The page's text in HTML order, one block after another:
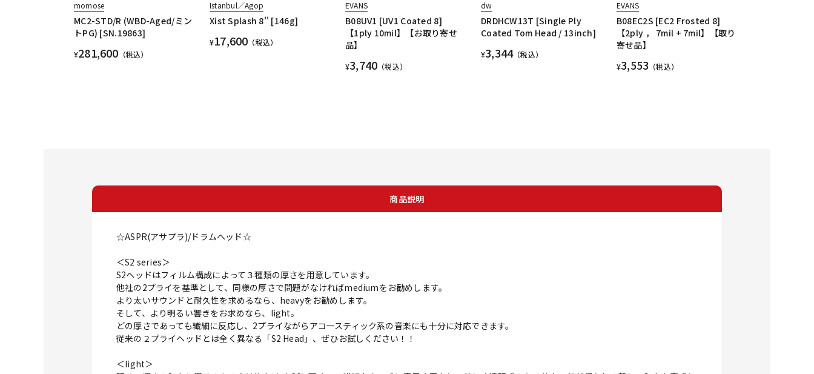
momose
MC2-STD/R (WBD-Aged/ミン
トPG) [SN.19863]
¥281,600 （税込）
Istanbul／Agop
Xist Splash 8'' [146g]
¥17,600 （税込）
EVANS
B08UV1 [UV1 Coated 8]
【1ply 10mil】【お取り寄せ
品】
¥3,740 （税込）
dw
DRDHCW13T [Single Ply
Coated Tom Head / 13inch]
¥3,344（税込）
EVANS
B08EC2S [EC2 Frosted 8]
【2ply ， 7mil + 7mil】【取り
寄せ品】
¥3,553 （税込）
商品説明
☆ASPR(アサプラ)/ドラムヘッド☆
＜S2 series＞
S2ヘッドはフィルム構成によって３種類の厚さを用意しています。
他社の2プライを基準として、同様の厚さで問題がなければmediumをお勧めします。
より太いサウンドと耐久性を求めるなら、heavyをお勧めします。
そして、より明るい響きをお求めなら、light。
どの厚さであっても繊細に反応し、2プライながらアコースティック系の音楽にも十分に対応できます。
従来の２プライヘッドとは全く異なる「S2 Head」、ぜひお試しください！！
＜light＞